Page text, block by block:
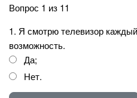
Вопрос 1 из 11
1. Я смотрю телевизор
возможность.
Да;
Нет.